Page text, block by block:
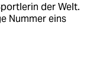
der Welt.
Nummer eins